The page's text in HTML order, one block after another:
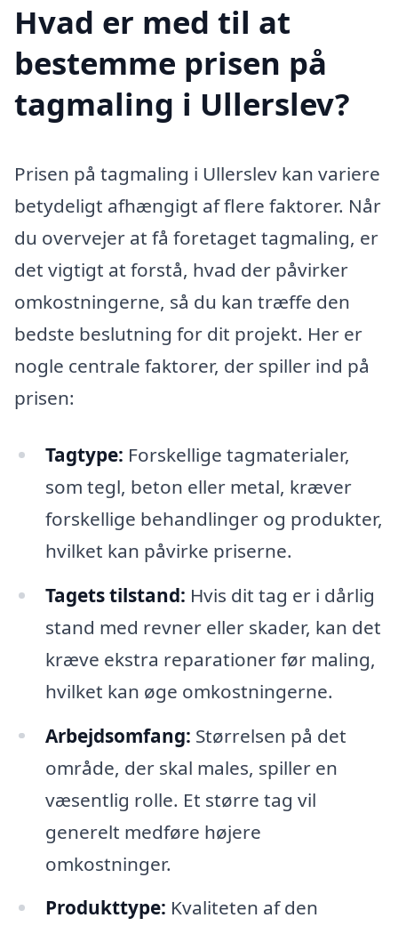
Hvad er med til at
bestemme prisen på
tagmaling i Ullerslev?
Prisen på tagmaling i Ullerslev kan variere
betydeligt afhængigt af flere faktorer. Når
du overvejer at få foretaget tagmaling, er
det vigtigt at forstå, hvad der påvirker
omkostningerne, så du kan træffe den
bedste beslutning for dit projekt. Her er
nogle centrale faktorer, der spiller ind på
prisen:
Tagtype: Forskellige tagmaterialer,
som tegl, beton eller metal, kræver
forskellige behandlinger og produkter,
hvilket kan påvirke priserne.
Tagets tilstand: Hvis dit tag er i dårlig
stand med revner eller skader, kan det
kræve ekstra reparationer før maling,
hvilket kan øge omkostningerne.
Arbejdsomfang: Størrelsen på det
område, der skal males, spiller en
væsentlig rolle. Et større tag vil
generelt medføre højere
omkostninger.
Produkttype: Kvaliteten af den